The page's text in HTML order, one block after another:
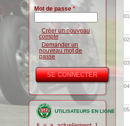
Mot de passe *
Créer un nouveau
compte
Demander un
nouveau mot de
passe
UTILISATEURS EN LIGNE
01
02
03
04
05